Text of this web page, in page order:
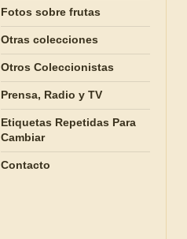
Fotos sobre frutas
Otras colecciones
Otros Coleccionistas
Prensa, Radio y TV
Etiquetas Repetidas Para
Cambiar
Contacto